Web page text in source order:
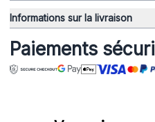
Informations sur la livraison
Paiements